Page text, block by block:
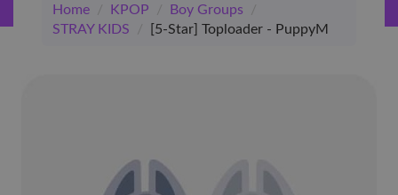
(Winkel)
Home / KPOP / Boy Groups
/
STRAY KIDS
/ [5-Star] Toploader - PuppyM